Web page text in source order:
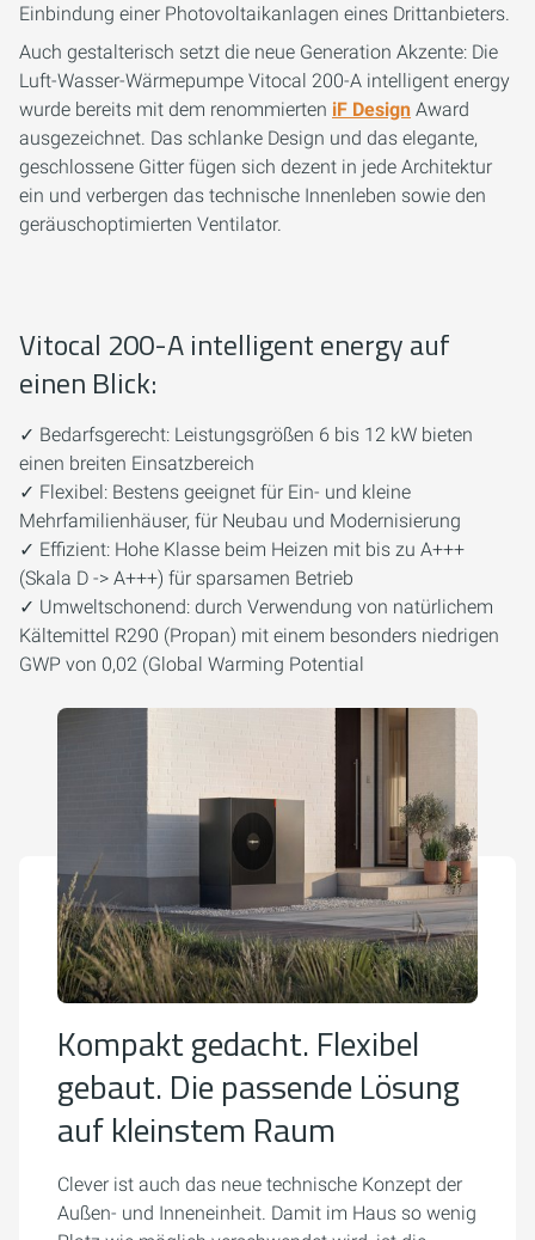
Einbindung einer Photovoltaikanlagen eines Drittanbieters.
Auch gestalterisch setzt die neue Generation Akzente: Die
Luft-Wasser-Wärmepumpe Vitocal 200-A intelligent energy
wurde bereits mit dem renommierten iF Design Award
ausgezeichnet. Das schlanke Design und das elegante,
geschlossene Gitter fügen sich dezent in jede Architektur
ein und verbergen das technische Innenleben sowie den
geräuschoptimierten Ventilator.
Vitocal 200-A intelligent energy auf
einen Blick:
✓ Bedarfsgerecht: Leistungsgrößen 6 bis 12 kW bieten
einen breiten Einsatzbereich
✓ Flexibel: Bestens geeignet für Ein- und kleine
Mehrfamilienhäuser, für Neubau und Modernisierung
✓ Effizient: Hohe Klasse beim Heizen mit bis zu A+++
(Skala D -> A+++) für sparsamen Betrieb
✓ Umweltschonend: durch Verwendung von natürlichem
Kältemittel R290 (Propan) mit einem besonders niedrigen
GWP von 0,02 (Global Warming Potential
Kompakt gedacht. Flexibel
gebaut. Die passende Lösung
auf kleinstem Raum
Clever ist auch das neue technische Konzept der
Außen- und Inneneinheit. Damit im Haus so wenig